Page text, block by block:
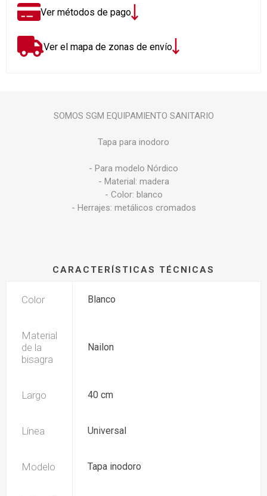
Ver métodos de pago
Ver el mapa de zonas de envío
SOMOS SGM EQUIPAMIENTO SANITARIO
Tapa para inodoro
- Para modelo Nórdico
- Material: madera
- Color: blanco
- Herrajes: metálicos cromados
CARACTERÍSTICAS TÉCNICAS
Color Blanco
Material
de la
bisagra
Nailon
Largo 40 cm
Línea Universal
Modelo Tapa inodoro